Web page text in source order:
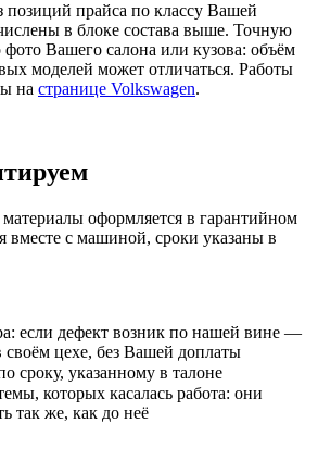
позиций прайса по классу Вашей
в блоке состава выше. Точную
Вашего салона или кузова: объём
моделей может отличаться. Работы
на странице Volkswagen.
оформляется в гарантийном
вместе с машиной, сроки указаны в
если дефект возник по нашей вине —
своём цехе, без Вашей доплаты
сроку, указанному в талоне
которых касалась работа: они
так же, как до неё